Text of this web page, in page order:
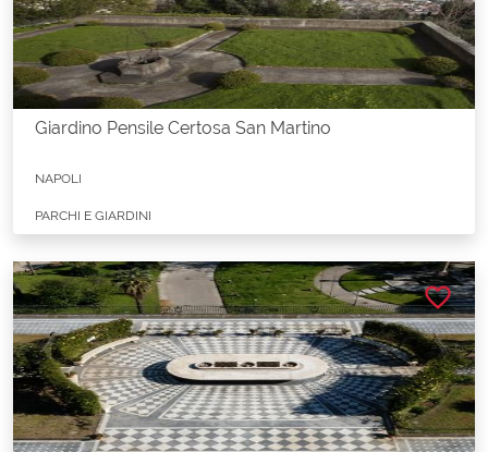
Giardino Pensile Certosa San Martino
NAPOLI
PARCHI E GIARDINI
favorite_border